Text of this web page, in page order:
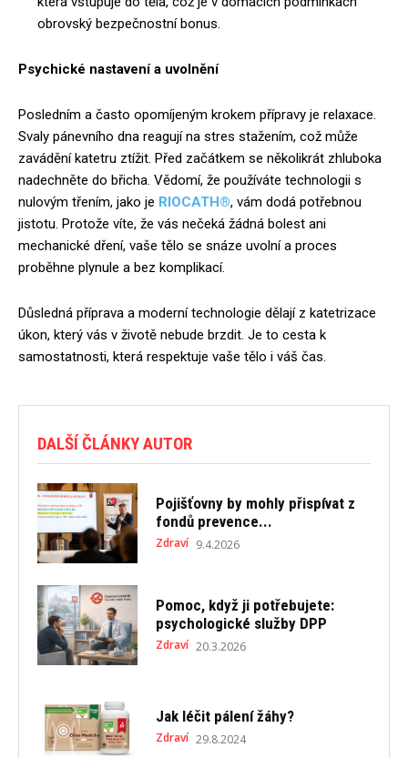
obrovský bezpečnostní bonus.
Psychické nastavení a uvolnění
Posledním a často opomíjeným krokem přípravy je relaxace.
Svaly pánevního dna reagují na stres stažením, což může
zavádění katetru ztížit. Před začátkem se několikrát zhluboka
nadechněte do břicha. Vědomí, že používáte technologii s
nulovým třením, jako je RIOCATH®, vám dodá potřebnou
jistotu. Protože víte, že vás nečeká žádná bolest ani
mechanické dření, vaše tělo se snáze uvolní a proces
proběhne plynule a bez komplikací.
Důsledná příprava a moderní technologie dělají z katetrizace
úkon, který vás v životě nebude brzdit. Je to cesta k
samostatnosti, která respektuje vaše tělo i váš čas.
DALŠÍ ČLÁNKY AUTOR
Pojišťovny by mohly přispívat z
fondů prevence...
Zdraví 9.4.2026
Pomoc, když ji potřebujete:
psychologické služby DPP
Zdraví 20.3.2026
Jak léčit pálení žáhy?
Zdraví 29.8.2024